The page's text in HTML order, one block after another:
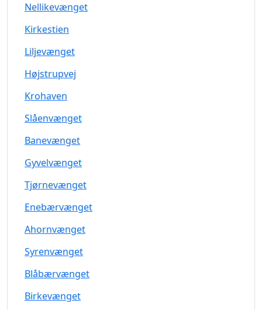
Nellikevænget
Kirkestien
Liljevænget
Højstrupvej
Krohaven
Slåenvænget
Banevænget
Gyvelvænget
Tjørnevænget
Enebærvænget
Ahornvænget
Syrenvænget
Blåbærvænget
Birkevænget